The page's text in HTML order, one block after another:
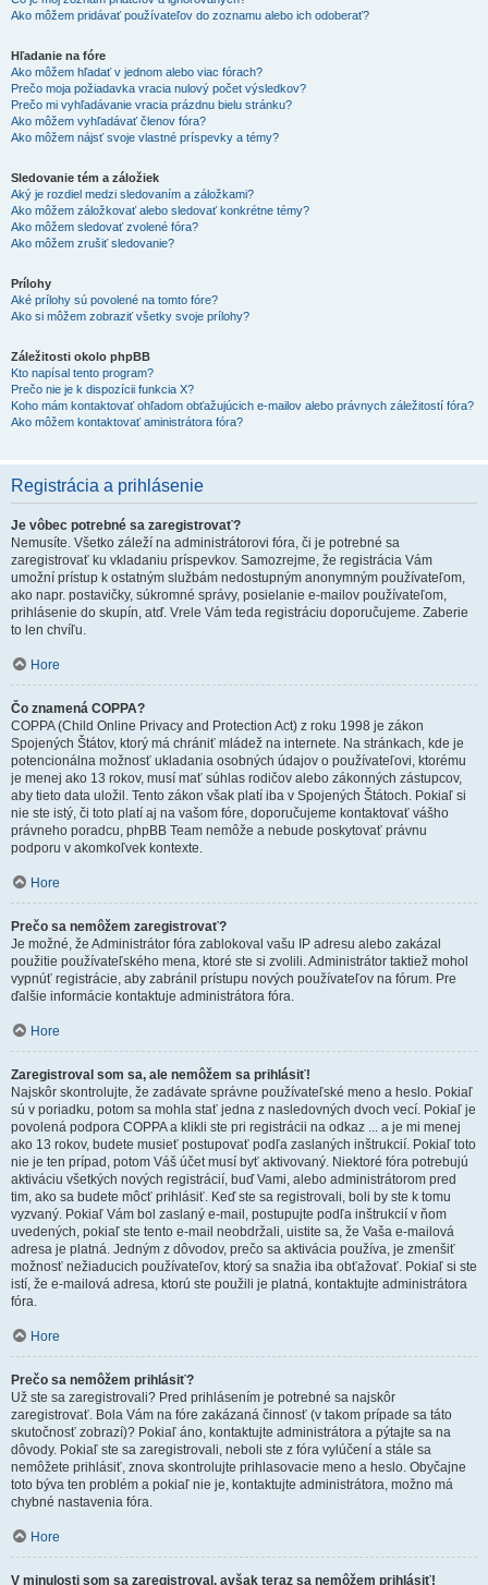
Ako môžem pridávať používateľov do zoznamu alebo ich odoberať?
Hľadanie na fóre
Ako môžem hľadať v jednom alebo viac fórach?
Prečo moja požiadavka vracia nulový počet výsledkov?
Prečo mi vyhľadávanie vracia prázdnu bielu stránku?
Ako môžem vyhľadávať členov fóra?
Ako môžem nájsť svoje vlastné príspevky a témy?
Sledovanie tém a záložiek
Aký je rozdiel medzi sledovaním a záložkami?
Ako môžem záložkovať alebo sledovať konkrétne témy?
Ako môžem sledovať zvolené fóra?
Ako môžem zrušiť sledovanie?
Prílohy
Aké prílohy sú povolené na tomto fóre?
Ako si môžem zobraziť všetky svoje prílohy?
Záležitosti okolo phpBB
Kto napísal tento program?
Prečo nie je k dispozícii funkcia X?
Koho mám kontaktovať ohľadom obťažujúcich e-mailov alebo právnych záležitostí fóra?
Ako môžem kontaktovať aministrátora fóra?
Registrácia a prihlásenie
Je vôbec potrebné sa zaregistrovať?
Nemusíte. Všetko záleží na administrátorovi fóra, či je potrebné sa
zaregistrovať ku vkladaniu príspevkov. Samozrejme, že registrácia Vám
umožní prístup k ostatným službám nedostupným anonymným používateľom,
ako napr. postavičky, súkromné správy, posielanie e-mailov používateľom,
prihlásenie do skupín, atď. Vrele Vám teda registráciu doporučujeme. Zaberie
to len chvíľu.
Hore
Čo znamená COPPA?
COPPA (Child Online Privacy and Protection Act) z roku 1998 je zákon
Spojených Štátov, ktorý má chrániť mládež na internete. Na stránkach, kde je
potencionálna možnosť ukladania osobných údajov o používateľovi, ktorému
je menej ako 13 rokov, musí mať súhlas rodičov alebo zákonných zástupcov,
aby tieto data uložil. Tento zákon však platí iba v Spojených Štátoch. Pokiaľ si
nie ste istý, či toto platí aj na vašom fóre, doporučujeme kontaktovať vášho
právneho poradcu, phpBB Team nemôže a nebude poskytovať právnu
podporu v akomkoľvek kontexte.
Hore
Prečo sa nemôžem zaregistrovať?
Je možné, že Administrátor fóra zablokoval vašu IP adresu alebo zakázal
použitie používateľského mena, ktoré ste si zvolili. Administrátor taktiež mohol
vypnúť registrácie, aby zabránil prístupu nových používateľov na fórum. Pre
ďalšie informácie kontaktuje administrátora fóra.
Hore
Zaregistroval som sa, ale nemôžem sa prihlásiť!
Najskôr skontrolujte, že zadávate správne používateľské meno a heslo. Pokiaľ
sú v poriadku, potom sa mohla stať jedna z nasledovných dvoch vecí. Pokiaľ je
povolená podpora COPPA a klikli ste pri registrácii na odkaz ... a je mi menej
ako 13 rokov, budete musieť postupovať podľa zaslaných inštrukcií. Pokiaľ toto
nie je ten prípad, potom Váš účet musí byť aktivovaný. Niektoré fóra potrebujú
aktiváciu všetkých nových registrácií, buď Vami, alebo administrátorom pred
tim, ako sa budete môcť prihlásiť. Keď ste sa registrovali, boli by ste k tomu
vyzvaný. Pokiaľ Vám bol zaslaný e-mail, postupujte podľa inštrukcií v ňom
uvedených, pokiaľ ste tento e-mail neobdržali, uistite sa, že Vaša e-mailová
adresa je platná. Jedným z dôvodov, prečo sa aktivácia používa, je zmenšiť
možnosť nežiaducich používateľov, ktorý sa snažia iba obťažovať. Pokiaľ si ste
istí, že e-mailová adresa, ktorú ste použili je platná, kontaktujte administrátora
fóra.
Hore
Prečo sa nemôžem prihlásiť?
Už ste sa zaregistrovali? Pred prihlásením je potrebné sa najskôr
zaregistrovať. Bola Vám na fóre zakázaná činnosť (v takom prípade sa táto
skutočnosť zobrazí)? Pokiaľ áno, kontaktujte administrátora a pýtajte sa na
dôvody. Pokiaľ ste sa zaregistrovali, neboli ste z fóra vylúčení a stále sa
nemôžete prihlásiť, znova skontrolujte prihlasovacie meno a heslo. Obyčajne
toto býva ten problém a pokiaľ nie je, kontaktujte administrátora, možno má
chybné nastavenia fóra.
Hore
V minulosti som sa zaregistroval, avšak teraz sa nemôžem prihlásiť!